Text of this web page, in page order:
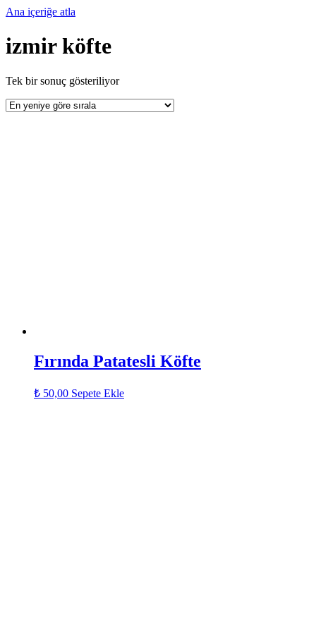
Ana içeriğe atla
izmir köfte
Tek bir sonuç gösteriliyor
Fırında Patatesli Köfte
₺ 50,00 Sepete Ekle